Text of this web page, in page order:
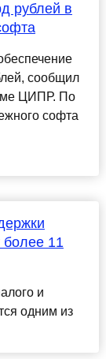
рублей в
сообщил
ЦИПР. По
софта
более 11
и
одним из